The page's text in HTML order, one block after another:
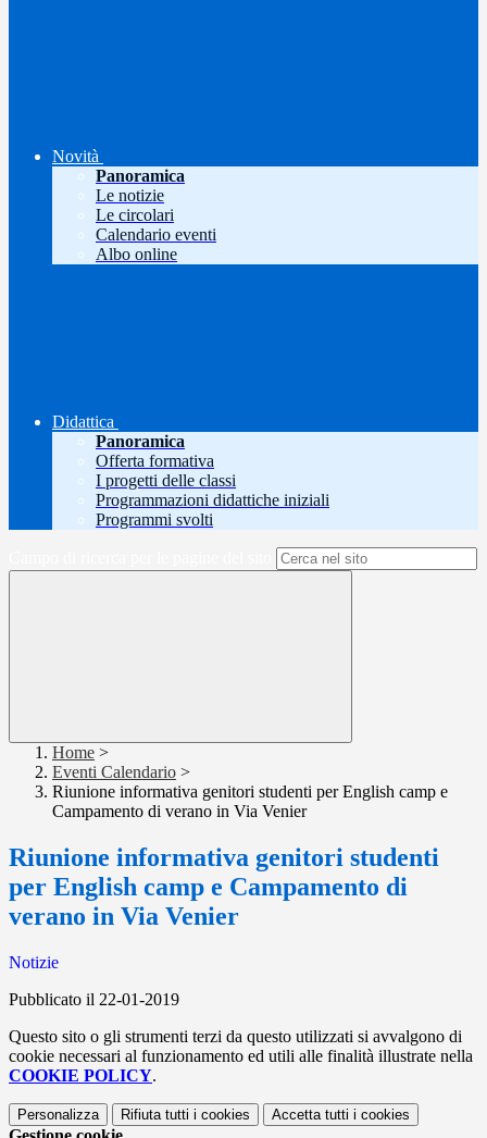
Novità
Panoramica
Le notizie
Le circolari
Calendario eventi
Albo online
Didattica
Panoramica
Offerta formativa
I progetti delle classi
Programmazioni didattiche iniziali
Programmi svolti
Home >
Eventi Calendario >
Riunione informativa genitori studenti per English camp e
Campamento di verano in Via Venier
Riunione informativa genitori studenti
per English camp e Campamento di
verano in Via Venier
Notizie
Pubblicato il 22-01-2019
Questo sito o gli strumenti terzi da questo utilizzati si avvalgono di
cookie necessari al funzionamento ed utili alle finalità illustrate nella
COOKIE POLICY.
Personalizza Rifiuta tutti i cookies Accetta tutti i cookies